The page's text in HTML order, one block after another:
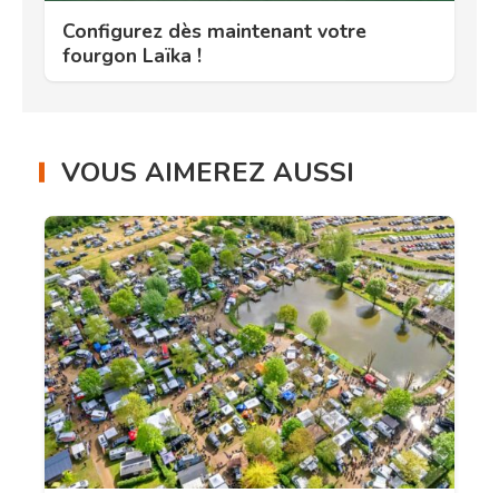
Configurez dès maintenant votre
fourgon Laïka !
VOUS AIMEREZ AUSSI